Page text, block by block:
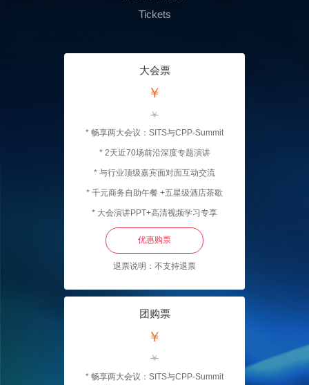
Tickets
大会票
￥
￥
* 畅享两大会议：SITS与CPP-Summit
* 2天近70场前沿深度专题演讲
* 与行业顶级嘉宾面对面互动交流
* 千元商务自助午餐 +五星级酒店茶歇
* 大会演讲PPT+高清视频学习专享
优惠购票
退票说明：不支持退票
团购票
￥
￥
* 畅享两大会议：SITS与CPP-Summit